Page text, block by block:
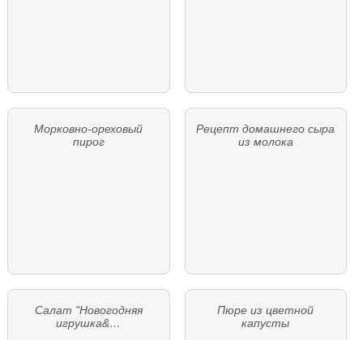
Морковно-ореховый
пирог
Рецепт домашнего сыра
из молока
Салат "Новогодняя
игрушка&…
Пюре из цветной
капусты